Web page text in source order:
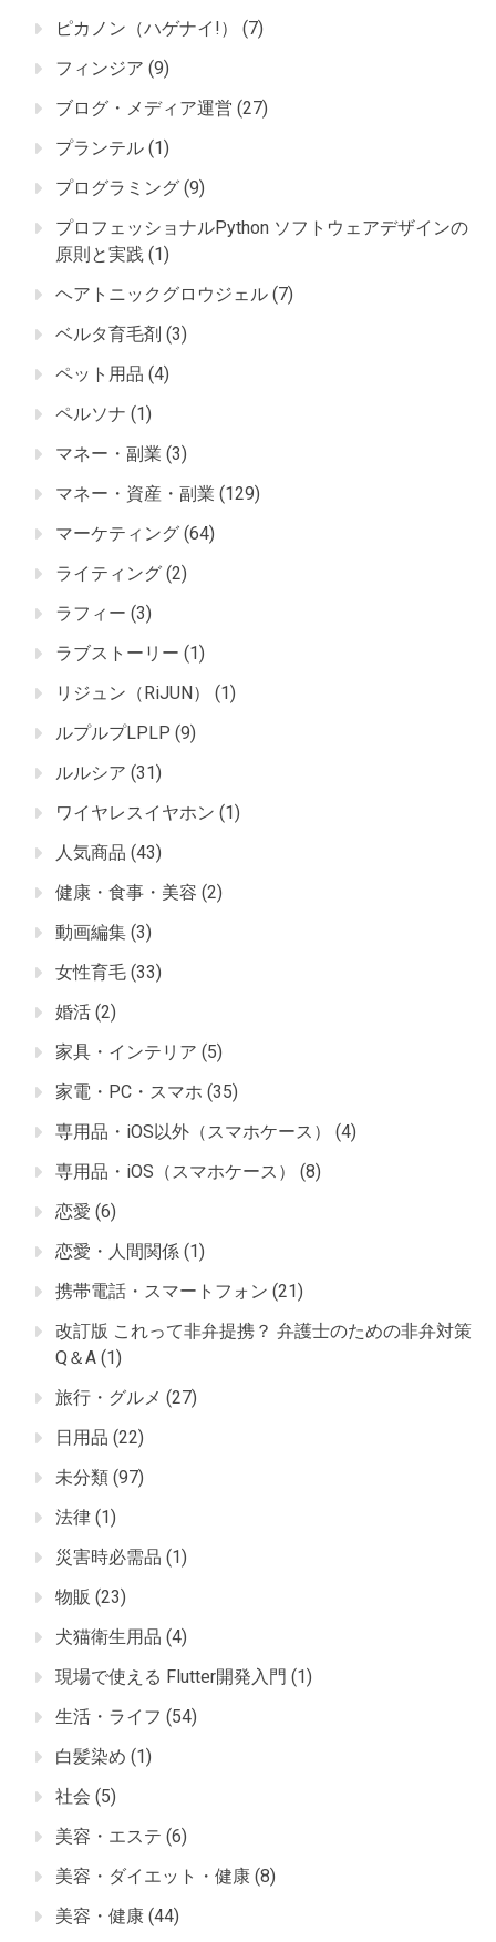
ピカノン（ハゲナイ!）
(7)
フィンジア (9)
ブログ・メディア運営 (27)
プランテル (1)
プログラミング (9)
プロフェッショナルPython ソフトウェアデザインの
原則と実践 (1)
ヘアトニックグロウジェル (7)
ベルタ育毛剤 (3)
ペット用品 (4)
ペルソナ (1)
マネー・副業 (3)
マネー・資産・副業 (129)
マーケティング (64)
ライティング (2)
ラフィー (3)
ラブストーリー (1)
リジュン（RiJUN）
(1)
ルプルプLPLP (9)
ルルシア (31)
ワイヤレスイヤホン (1)
人気商品 (43)
健康・食事・美容 (2)
動画編集 (3)
女性育毛 (33)
婚活 (2)
家具・インテリア (5)
家電・PC・スマホ (35)
専用品・iOS以外（スマホケース）
(4)
専用品・iOS（スマホケース）
(8)
恋愛 (6)
恋愛・人間関係 (1)
携帯電話・スマートフォン (21)
改訂版 これって非弁提携？ 弁護士のための非弁対策
Q＆A (1)
旅行・グルメ (27)
日用品 (22)
未分類 (97)
法律 (1)
災害時必需品 (1)
物販 (23)
犬猫衛生用品 (4)
現場で使える Flutter開発入門 (1)
生活・ライフ (54)
白髪染め (1)
社会 (5)
美容・エステ (6)
美容・ダイエット・健康 (8)
美容・健康 (44)